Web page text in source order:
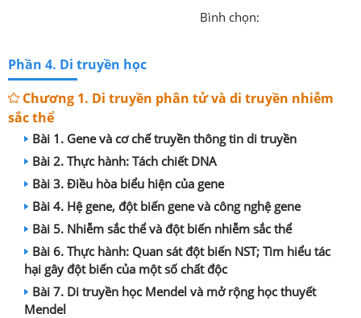
Bình chọn:
Phần 4. Di truyền học
Chương 1. Di truyền phân tử và di truyền nhiễm
sắc thể
Bài 1. Gene và cơ chế truyền thông tin di truyền
Bài 2. Thực hành: Tách chiết DNA
Bài 3. Điều hòa biểu hiện của gene
Bài 4. Hệ gene, đột biến gene và công nghệ gene
Bài 5. Nhiễm sắc thể và đột biến nhiễm sắc thể
Bài 6. Thực hành: Quan sát đột biến NST; Tìm hiểu tác
hại gây đột biến của một số chất độc
Bài 7. Di truyền học Mendel và mở rộng học thuyết
Mendel